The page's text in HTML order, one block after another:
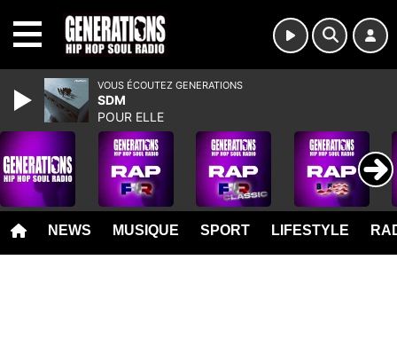
NEWS MUSIQUE SPORT LIFESTYLE
VOUS ÉCOUTEZ GENERATIONS
SDM
POUR ELLE